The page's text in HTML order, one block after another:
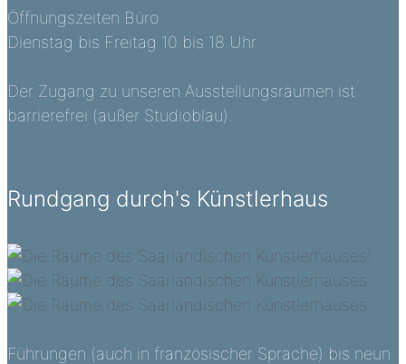
Öffnungszeiten Büro
Dienstag bis Freitag 10 bis 18 Uhr
Der Zugang zu unseren Ausstellungsräumen ist
barrierefrei (außer Studioblau).
Rundgang durch's Künstlerhaus
Führungen (auch in französischer Sprache) bis neun